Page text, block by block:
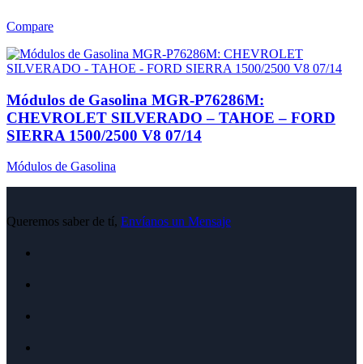
Compare
Módulos de Gasolina MGR-P76286M:
CHEVROLET SILVERADO – TAHOE – FORD
SIERRA 1500/2500 V8 07/14
Módulos de Gasolina
Queremos saber de tí, Envíanos un Mensaje